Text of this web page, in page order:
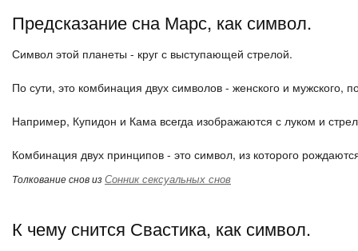
Предсказание сна Марс, как символ.
Символ этой планеты - круг с выступающей стрелой.
По сути, это комбинация двух символов - женского и мужского,
Например, Купидон и Кама всегда изображаются с луком и
Комбинация двух принципов - это символ, из которого
Толкование снов изСонник сексуальных снов
К чему снится Свастика, как символ.